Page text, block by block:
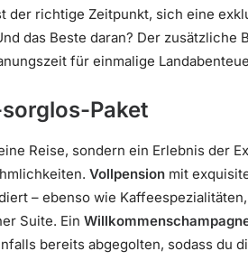
der richtige Zeitpunkt, sich eine
das Beste daran? Der zusätzliche
für einmalige
Paket
Reise, sondern ein Erlebnis der
Vollpension mit
– ebenso wie
Suite. Ein
bereits abgegolten, sodass du